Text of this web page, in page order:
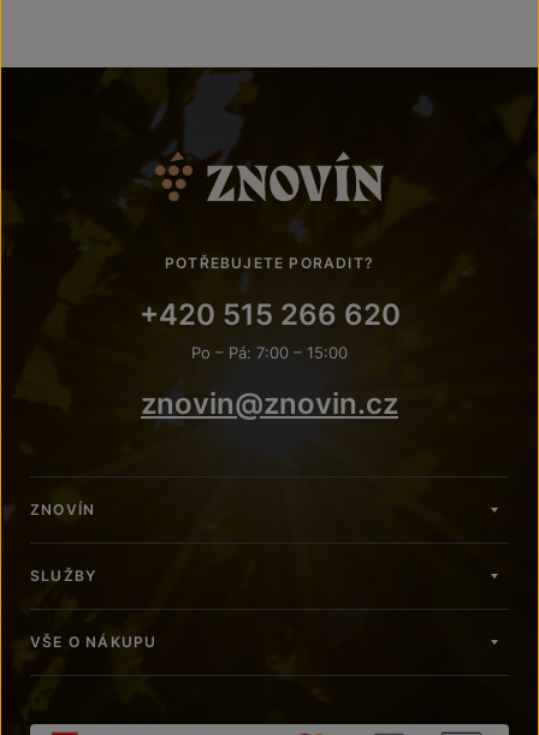
POTŘEBUJETE PORADIT?
+420 515 266 620
Po – Pá: 7:00 – 15:00
znovin@znovin.cz
ZNOVÍN
SLUŽBY
VŠE O NÁKUPU